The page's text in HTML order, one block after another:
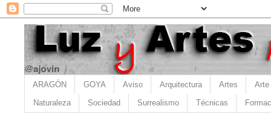
ARAGÓN GOYA Aviso Arquitectura Artes Arte
Naturaleza Sociedad Surrealismo Técnicas